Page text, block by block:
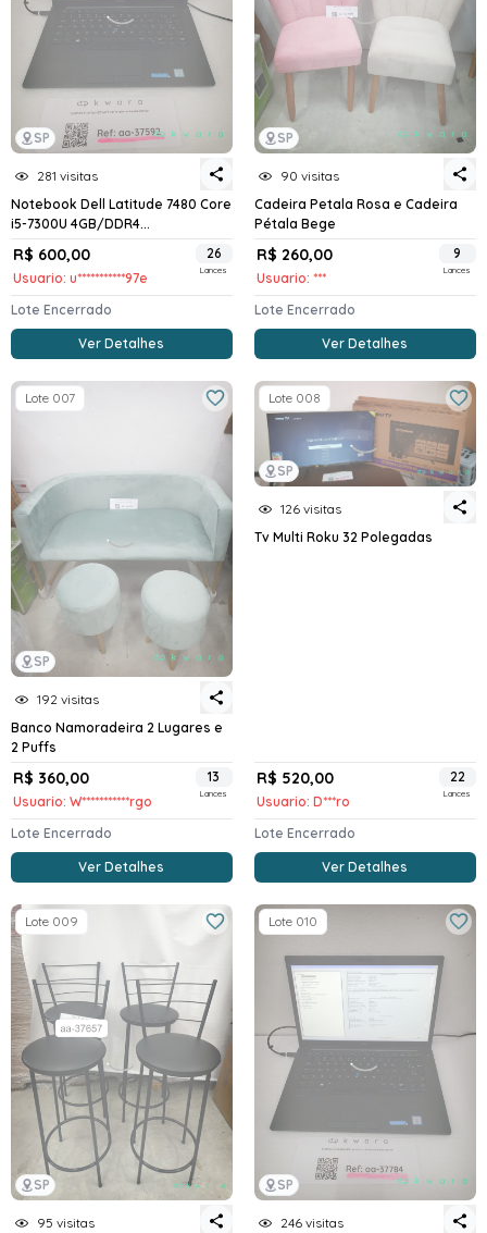
SP
281 visitas
Notebook Dell Latitude 7480 Core
i5-7300U 4GB/DDR4...
R$ 600,00
Usuario: u***********97e
26
Lances
Lote Encerrado
Ver Detalhes
SP
90 visitas
Cadeira Petala Rosa e Cadeira
Pétala Bege
R$ 260,00
Usuario: ***
9
Lances
Lote Encerrado
Ver Detalhes
SP
Lote 007
192 visitas
Banco Namoradeira 2 Lugares e
2 Puffs
R$ 360,00
Usuario: W***********rgo
13
Lances
Lote Encerrado
Ver Detalhes
SP
Lote 008
126 visitas
Tv Multi Roku 32 Polegadas
R$ 520,00
Usuario: D***ro
22
Lances
Lote Encerrado
Ver Detalhes
SP
Lote 009
95 visitas
SP
Lote 010
246 visitas